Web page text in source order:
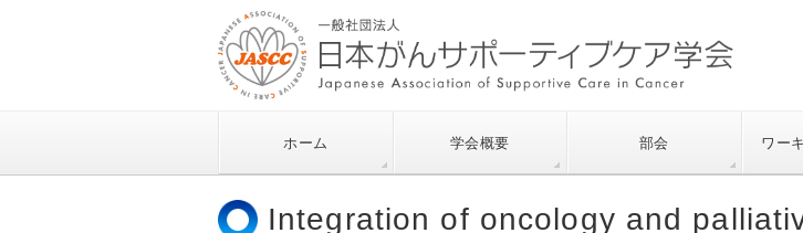
ホーム 学会概要 部会 ワー
Integration of oncology and